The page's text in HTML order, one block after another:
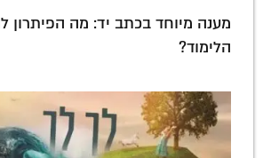
מענה מיוחד בכתב יד: מה
הלימוד?